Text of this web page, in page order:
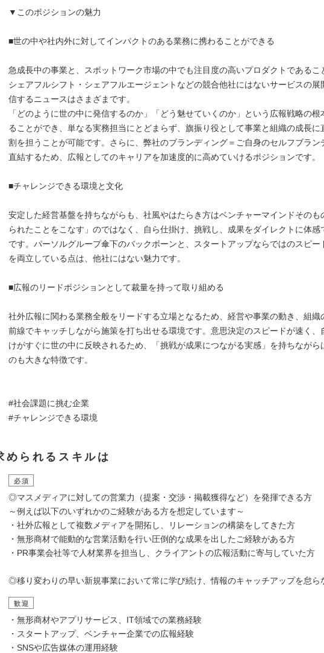
▼このポジションの魅力
■世の中や社内外に対してインパクトのある業務に携わることができる
急成長中の事業と、スポットワーク市場の中でも注目度の高いプロダクトであるこ
シェアフルシフト・シェアフルエージェントなどの競合他社にはないサービスの展
信するニュースはさまざまです。
「どのように世の中に発信するのか」「どう魅せていくのか」という広報戦略の根
ることができ、単なる実務担当にとどまらず、旗振り役として事業と組織の成長に
割を担うことが可能です。さらに、弊社のブランディング＝ご自身のセルフブラン
直結するため、広報としてのキャリアを加速度的に高めていけるポジションです。
■チャレンジできる環境と文化
安定した経営基盤を持ちながらも、社風やはたらき方はベンチャーマインドそのも
られたことをこなす」のではなく、自ら仕掛け、挑戦し、成果をダイレクトに体感
です。パーソルグループ傘下のバックボーンと、スタートアップならではのスピー
を両立している点は、他社にはない魅力です。
■広報のリードポジションとして裁量を持って取り組める
社外広報に関わる業務全般をリードする立場となるため、経営や事業の動き、組織
前線でキャッチしながら施策を打ち出せる環境です。意思決定のスピードが速く、
けがすぐに世の中に反映されるため、「挑戦が成果につながる実感」を持ちながら
のも大きな特徴です。
#社会課題に挑む企業
#チャレンジできる環境
められるスキルは
必須
◎マスメディアに対しての営業力（提案・交渉・掲載獲得など）を発揮できる方
～例えば以下のいずれかのご経験がある方を想定しています～
・社外広報として複数メディアを開拓し、リレーションの構築をしてきた方
・無形商材で能動的な営業活動を行い圧倒的な成果を出したご経験がある方
・PR事業会社等で人材業界を担当し、クライアントの広報活動に寄与していた方
◎移り変わりの早い新規事業において常に学び続け、情報のキャッチアップを怠ら
歓迎
・無形商材やアプリサービス、IT領域での業務経験
・スタートアップ、ベンチャー企業での広報経験
・SNSや広告媒体の運用経験